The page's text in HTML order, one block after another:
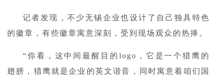
记者发现，不少无锡企业也设计了自己独具特色
的徽章，有些徽章寓意深刻，受到现场观众的热捧。
“你看，这中间最醒目的logo，它是一个猎鹰的
翅膀，猎鹰就是企业的英文谐音，同时寓意着咱们国